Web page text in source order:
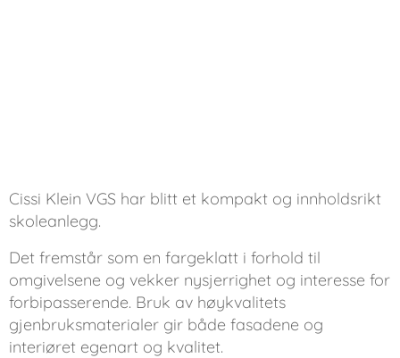
Cissi Klein VGS har blitt et kompakt og innholdsrikt
skoleanlegg.
Det fremstår som en fargeklatt i forhold til
omgivelsene og vekker nysjerrighet og interesse for
forbipasserende. Bruk av høykvalitets
gjenbruksmaterialer gir både fasadene og
interiøret egenart og kvalitet.